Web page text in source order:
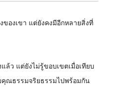
องเขา แต่ยังคงมีอีกหลายสิ่งที่
ล้ว แต่ยังไม่รู้ขอบเขตเมื่อเทียบ
คุณธรรมจริยธรรมไปพร้อมกัน